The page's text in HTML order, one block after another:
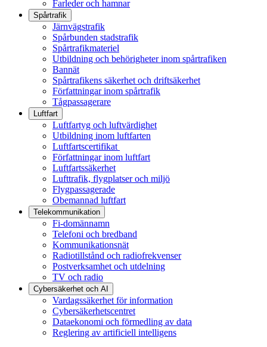
Farleder och hamnar
Spårtrafik
Järnvägstrafik
Spårbunden stadstrafik
Spårtrafikmateriel
Utbildning och behörigheter inom spårtrafiken
Bannät
Spårtrafikens säkerhet och driftsäkerhet
Författningar inom spårtrafik
Tågpassagerare
Luftfart
Luftfartyg och luftvärdighet
Utbildning inom luftfarten
Luftfartscertifikat
Författningar inom luftfart
Luftfartssäkerhet
Lufttrafik, flygplatser och miljö
Flygpassagerade
Obemannad luftfart
Telekommunikation
Fi-domännamn
Telefoni och bredband
Kommunikationsnät
Radiotillstånd och radiofrekvenser
Postverksamhet och utdelning
TV och radio
Cybersäkerhet och AI
Vardagssäkerhet för information
Cybersäkerhetscentret
Dataekonomi och förmedling av data
Reglering av artificiell intelligens